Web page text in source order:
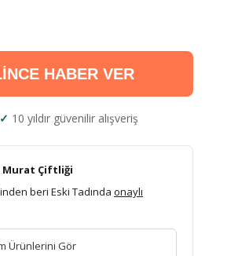
HABER VER
10 yıldır güvenilir alışveriş
Murat Çiftliği
beri Eski Tadında onaylı
Ürünlerini Gör